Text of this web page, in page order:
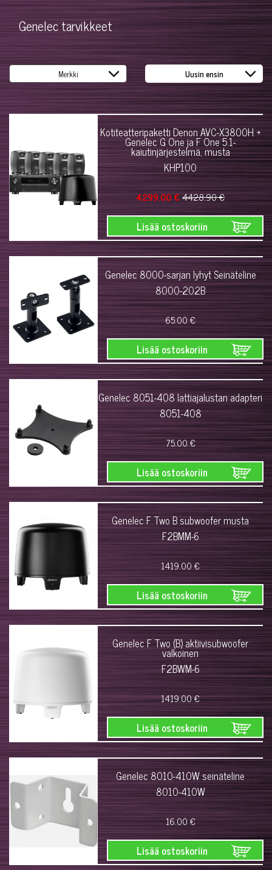
Genelec tarvikkeet
Kotiteatteripaketti Denon AVC-X3800H +
Genelec G One ja F One 5.1-
kaiutinjärjestelmä, musta
KHP100
4299.00 €4428.90 €
Lisää ostoskoriin
Genelec 8000-sarjan lyhyt Seinäteline
8000-202B
65.00 €
Lisää ostoskoriin
Genelec 8051-408 lattiajalustan adapteri
8051-408
75.00 €
Lisää ostoskoriin
Genelec F Two B subwoofer musta
F2BMM-6
1419.00 €
Lisää ostoskoriin
Genelec F Two (B) aktiivisubwoofer
valkoinen
F2BWM-6
1419.00 €
Lisää ostoskoriin
Genelec 8010-410W seinäteline
8010-410W
16.00 €
Lisää ostoskoriin